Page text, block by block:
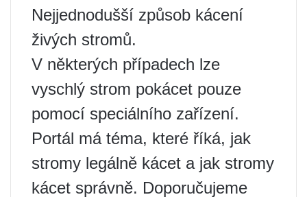
Nejjednodušší způsob kácení
živých stromů.
V některých případech lze
vyschlý strom pokácet pouze
pomocí speciálního zařízení.
Portál má téma, které říká, jak
stromy legálně kácet a jak stromy
kácet správně. Doporučujeme